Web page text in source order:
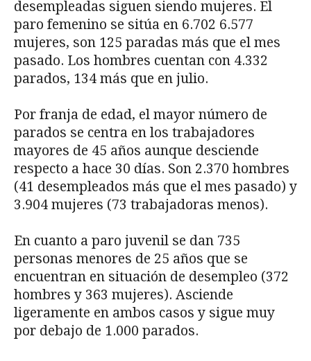
desempleadas siguen siendo mujeres. El
paro femenino se sitúa en 6.702 6.577
mujeres, son 125 paradas más que el mes
pasado. Los hombres cuentan con 4.332
parados, 134 más que en julio.
Por franja de edad, el mayor número de
parados se centra en los trabajadores
mayores de 45 años aunque desciende
respecto a hace 30 días. Son 2.370 hombres
(41 desempleados más que el mes pasado) y
3.904 mujeres (73 trabajadoras menos).
En cuanto a paro juvenil se dan 735
personas menores de 25 años que se
encuentran en situación de desempleo (372
hombres y 363 mujeres). Asciende
ligeramente en ambos casos y sigue muy
por debajo de 1.000 parados.